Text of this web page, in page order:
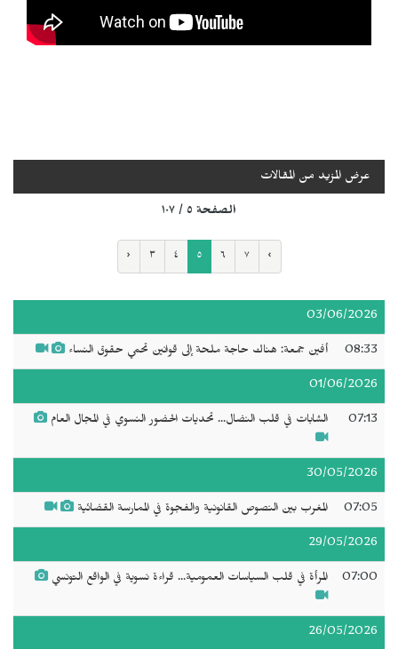
عرض المزيد من المقالات
الصفحة ٥ / ١٠٧
‹ ٣ ٤ ٥ ٦ ٧ ›
03/06/2026
08:33 أفين جمعة: هناك حاجة ملحة إلى قوانين تحمي حقوق النساء
01/06/2026
07:13 الشابات في قلب النضال... تحديات الحضور النسوي في المجال العام
30/05/2026
07:05 المغرب بين النصوص القانونية والفجوة في الممارسة القضائية
29/05/2026
07:00 المرأة في قلب السياسات العمومية... قراءة نسوية في الواقع التونسي
26/05/2026